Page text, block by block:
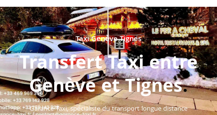
Taxi Genève Tignes
Transfert Taxi entre
Genève et Tignes.
Garance Taxi, spécialiste du transport longue distance